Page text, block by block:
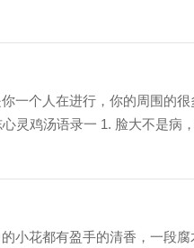
一个人在进行，你的周围的
灵鸡汤语录一 1. 脸大不是病
小花都有盈手的清香，一段